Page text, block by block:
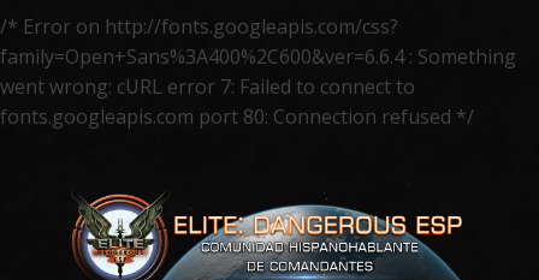
/* Error on http://fonts.googleapis.com/css?
family=Open+Sans%3A400%2C600&ver=6.6.4 : Something
went wrong: cURL error 7: Failed to connect to
fonts.googleapis.com port 80: Connection refused */